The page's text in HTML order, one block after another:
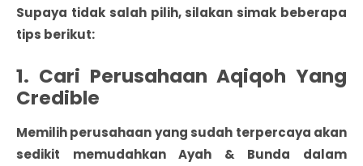
Supaya tidak salah pilih, silakan simak beberapa
tips berikut:
1. Cari Perusahaan Aqiqoh Yang
Credible
Memilih perusahaan yang sudah terpercaya akan
sedikit memudahkan Ayah & Bunda dalam